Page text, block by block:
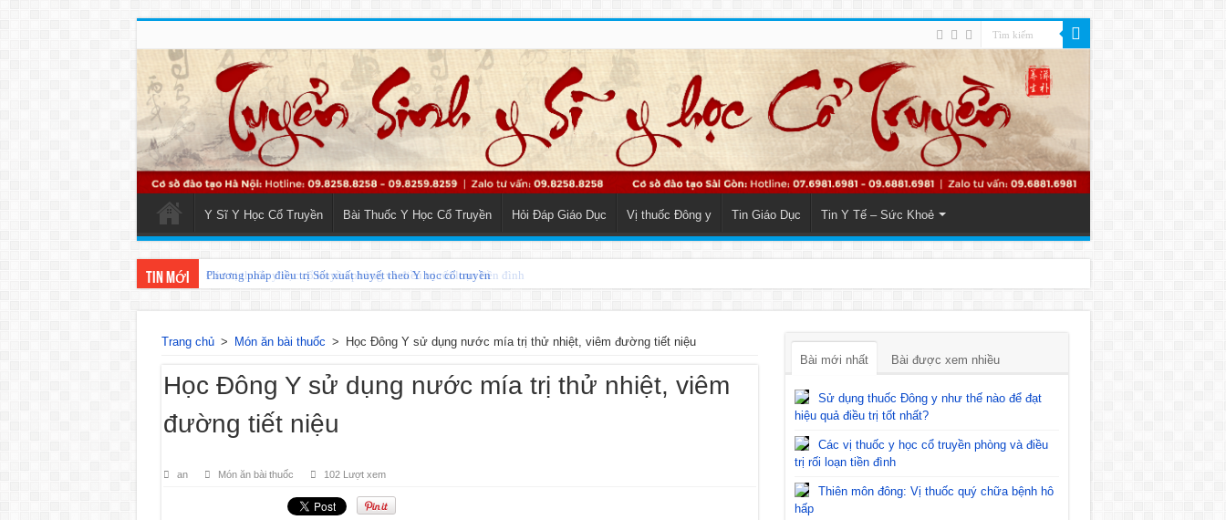
Y Sĩ Y Học Cổ Truyền Bài Thuốc Y Học Cổ Truyền Hỏi Đáp Giáo Dục Vị thuốc Đông y Tin Giáo Dục Tin Y Tế – Sức Khoẻ
Tin mới Phương pháp điều trị Sốt xuất huyết theo Y học cổ truyền
Trang chủ > Món ăn bài thuốc > Học Đông Y sử dụng nước mía trị thử nhiệt, viêm đường tiết niệu
Học Đông Y sử dụng nước mía trị thử nhiệt, viêm
đường tiết niệu
an Món ăn bài thuốc 102 Lượt xem
Bài mới nhất Bài được xem nhiều
Sử dụng thuốc Đông y như thế nào để đạt
hiệu quả điều trị tốt nhất?
Các vị thuốc y học cổ truyền phòng và điều
trị rối loạn tiền đình
Thiên môn đông: Vị thuốc quý chữa bệnh hô
hấp